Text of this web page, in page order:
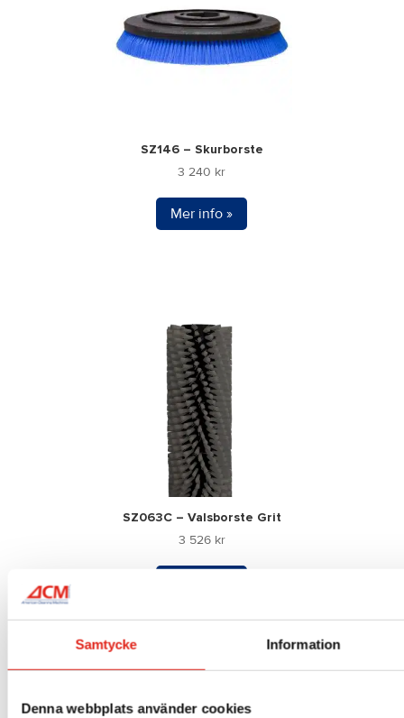
Samtycke Information
Denna webbplats använder cookies
SZ146 – Skurborste
3 240 kr
Mer info »
SZ063C – Valsborste Grit
3 526 kr